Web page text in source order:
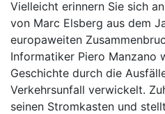
Vielleicht erinnern Sie sich
von Marc Elsberg aus dem
europaweiten
Informatiker Piero Manzano
Geschichte durch die
Verkehrsunfall verwickelt.
seinen Stromkasten und